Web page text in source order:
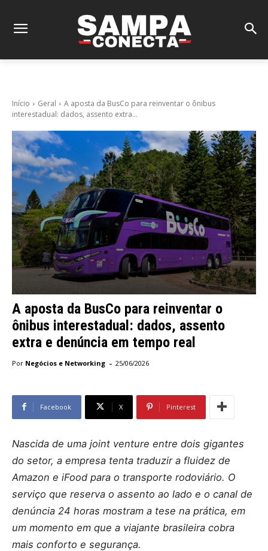
Início Geral
A aposta da BusCo para reinventar o ônibus
interestadual: dados, assento extra...
A aposta da BusCo para reinventar o
ônibus interestadual: dados, assento
extra e denúncia em tempo real
Por Negócios e Networking - 25/06/2026
Facebook X Pinterest
Nascida de uma joint venture entre dois gigantes
do setor, a empresa tenta traduzir a fluidez de
Amazon e iFood para o transporte rodoviário. O
serviço que reserva o assento ao lado e o canal de
denúncia 24 horas mostram a tese na prática, em
um momento em que a viajante brasileira cobra
mais conforto e segurança.